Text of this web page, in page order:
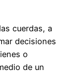
cuerdas, a
decisiones
o
de un